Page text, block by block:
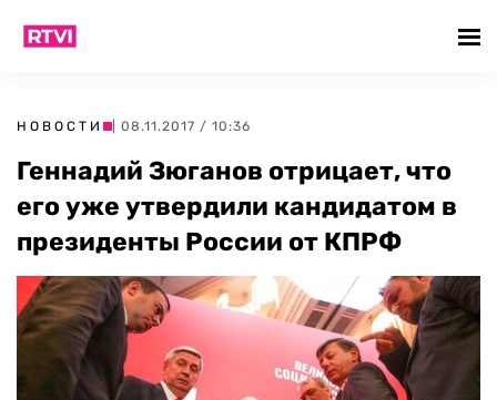
НОВОСТИ | 08.11.2017 / 10:36
Геннадий Зюганов отрицает, что
его уже утвердили кандидатом в
президенты России от КПРФ